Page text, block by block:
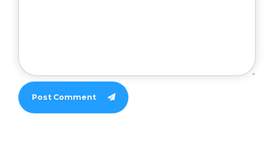
Post Comment